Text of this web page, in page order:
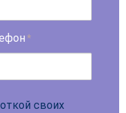
*
своих